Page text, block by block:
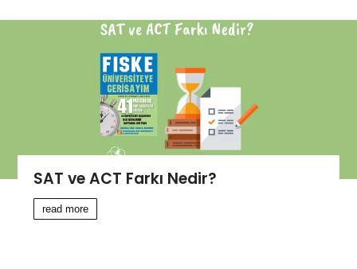
SAT ve ACT Farkı Nedir?
read more